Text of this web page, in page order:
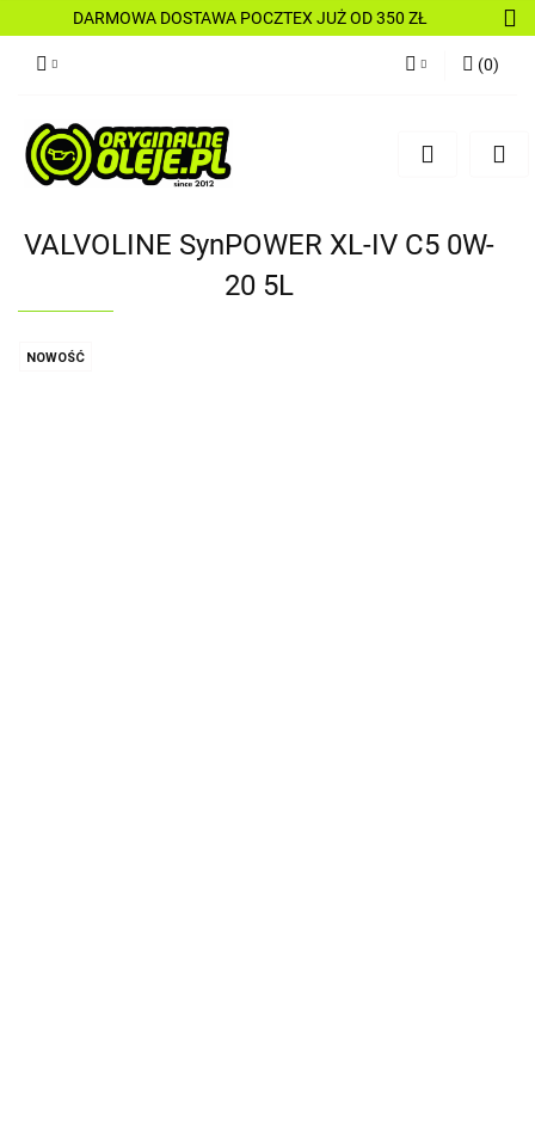
DARMOWA DOSTAWA POCZTEX JUŻ OD 350 ZŁ
Zarejestruj się
(0)
VALVOLINE SynPOWER XL-IV C5 0W-
20 5L
NOWOŚĆ